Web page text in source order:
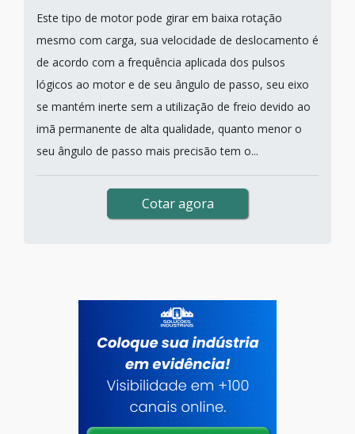
Este tipo de motor pode girar em baixa rotação
mesmo com carga, sua velocidade de deslocamento é
de acordo com a frequência aplicada dos pulsos
lógicos ao motor e de seu ângulo de passo, seu eixo
se mantém inerte sem a utilização de freio devido ao
imã permanente de alta qualidade, quanto menor o
seu ângulo de passo mais precisão tem o...
Cotar agora